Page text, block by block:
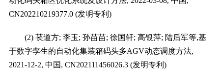
CN202210219377.0 (发明专利 )
(2) 苌道方; 李玉; 孙苗苗; 徐国轩; 高银萍; 陆后军等,基
于数字孪生的自动化集装箱码头多AGV动态调度方法,
2021-12-2, 中国, CN202111456026.3 (发明专利 )